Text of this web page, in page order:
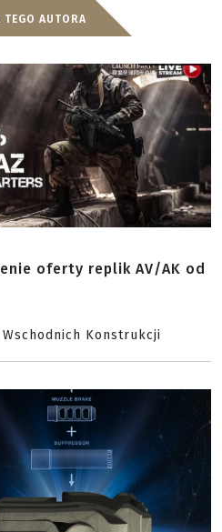
TEGO AUTORA
oferty replik AV/AK od
Konstrukcji